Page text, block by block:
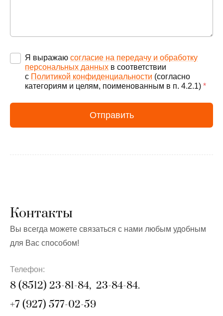
Я выражаю согласие на передачу и обработку
персональных данных в соответствии
с Политикой конфиденциальности (согласно
категориям и целям, поименованным в п. 4.2.1) *
Отправить
Контакты
Вы всегда можете связаться с нами любым удобным
для Вас способом!
Телефон:
8 (8512) 23-81-84, 23-84-84.
+7 (927) 577-02-59